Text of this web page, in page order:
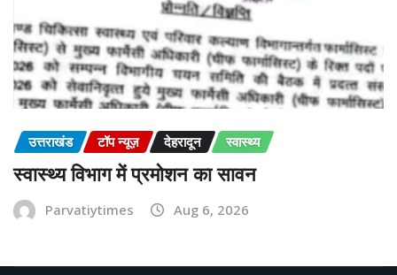
उत्तराखंड टॉप न्यूज़ देहरादून स्वास्थ्य
स्वास्थ्य विभाग में प्रमोशन का सावन
Parvatiytimes Aug 6, 2026